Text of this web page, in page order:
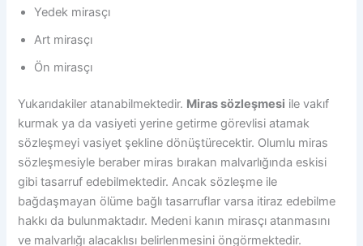
Yedek mirasçı
Art mirasçı
Ön mirasçı
Yukarıdakiler atanabilmektedir. Miras sözleşmesi ile vakıf
kurmak ya da vasiyeti yerine getirme görevlisi atamak
sözleşmeyi vasiyet şekline dönüştürecektir. Olumlu miras
sözleşmesiyle beraber miras bırakan malvarlığında eskisi
gibi tasarruf edebilmektedir. Ancak sözleşme ile
bağdaşmayan ölüme bağlı tasarruflar varsa itiraz edebilme
hakkı da bulunmaktadır. Medeni kanın mirasçı atanmasını
ve malvarlığı alacaklısı belirlenmesini öngörmektedir.